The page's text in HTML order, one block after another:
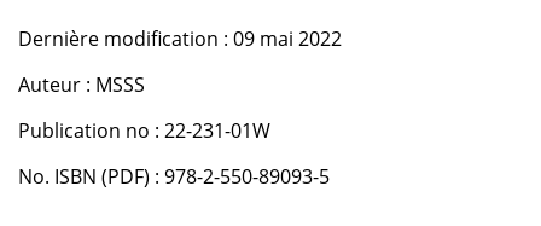
Dernière modification : 09 mai 2022
Auteur : MSSS
Publication no : 22-231-01W
No. ISBN (PDF) : 978-2-550-89093-5